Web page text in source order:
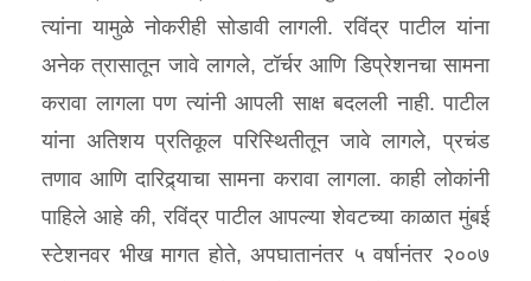
त्यांना यामुळे नोकरीही सोडावी लागली. रविंद्र पाटील यांना
अनेक त्रासातून जावे लागले, टॉर्चर आणि डिप्रेशनचा सामना
करावा लागला पण त्यांनी आपली साक्ष बदलली नाही. पाटील
यांना अतिशय प्रतिकूल परिस्थितीतून जावे लागले, प्रचंड
तणाव आणि दारिद्र्याचा सामना करावा लागला. काही लोकांनी
पाहिले आहे की, रविंद्र पाटील आपल्या शेवटच्या काळात मुंबई
स्टेशनवर भीख मागत होते, अपघातानंतर ५ वर्षानंतर २००७